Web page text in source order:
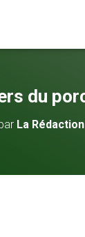
du
La Rédaction